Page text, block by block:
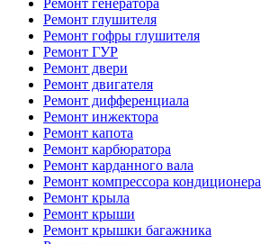
Ремонт генератора
Ремонт глушителя
Ремонт гофры глушителя
Ремонт ГУР
Ремонт двери
Ремонт двигателя
Ремонт дифференциала
Ремонт инжектора
Ремонт капота
Ремонт карбюратора
Ремонт карданного вала
Ремонт компрессора кондиционера
Ремонт крыла
Ремонт крыши
Ремонт крышки багажника